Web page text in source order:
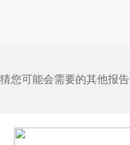
猜您可能会需要的其他报告